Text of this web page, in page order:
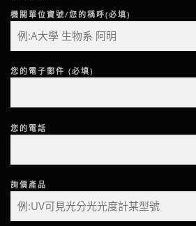
機關單位寶號/您的稱呼(必填)
您的電子郵件 (必填)
您的電話
詢價產品